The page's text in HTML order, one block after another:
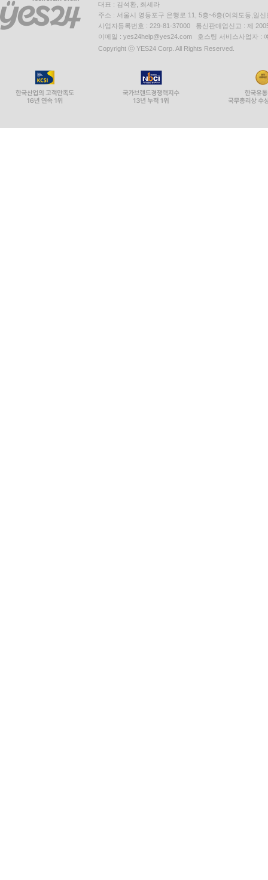
대표 : 김석환, 최세라
주소 : 서울시 영등포구 은행로 11, 5층~6층(여의도동,일신
사업자등록번호 : 229-81-37000 통신판매업신고 : 제
이메일 : yes24help@yes24.com 호스팅 서비스사업자 :
Copyright ⓒ YES24 Corp. All Rights Reserved.